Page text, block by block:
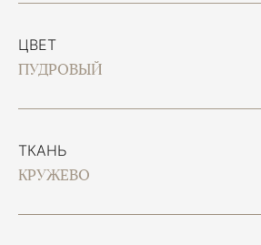
ЦВЕТ
ПУДРОВЫЙ
ТКАНЬ
КРУЖЕВО